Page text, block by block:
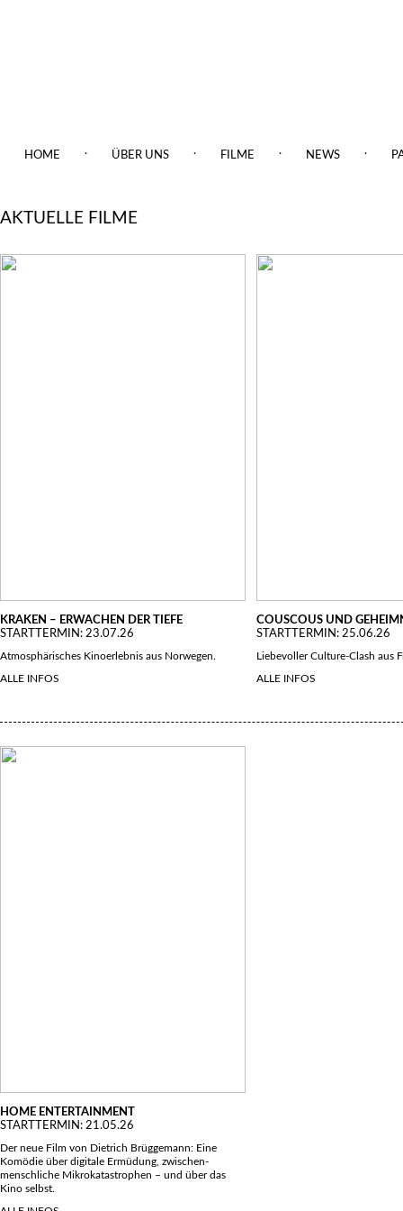
HOME . ÜBER UNS . FILME . NEWS .
AKTUELLE FILME
KRAKEN – ERWACHEN DER TIEFE
STARTTERMIN: 23.07.26
Atmosphärisches Kinoerlebnis aus Norwegen.
ALLE INFOS
COUSCOUS UND
STARTTERMIN: 25.06.26
Liebevoller Culture-Clash aus
ALLE INFOS
HOME ENTERTAINMENT
STARTTERMIN: 21.05.26
Der neue Film von Dietrich Brüggemann: Eine
Komödie über digitale Ermüdung, zwischen-
menschliche Mikrokatastrophen – und über das
Kino selbst.